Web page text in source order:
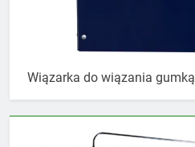
Wiązarka do wiązania gumką